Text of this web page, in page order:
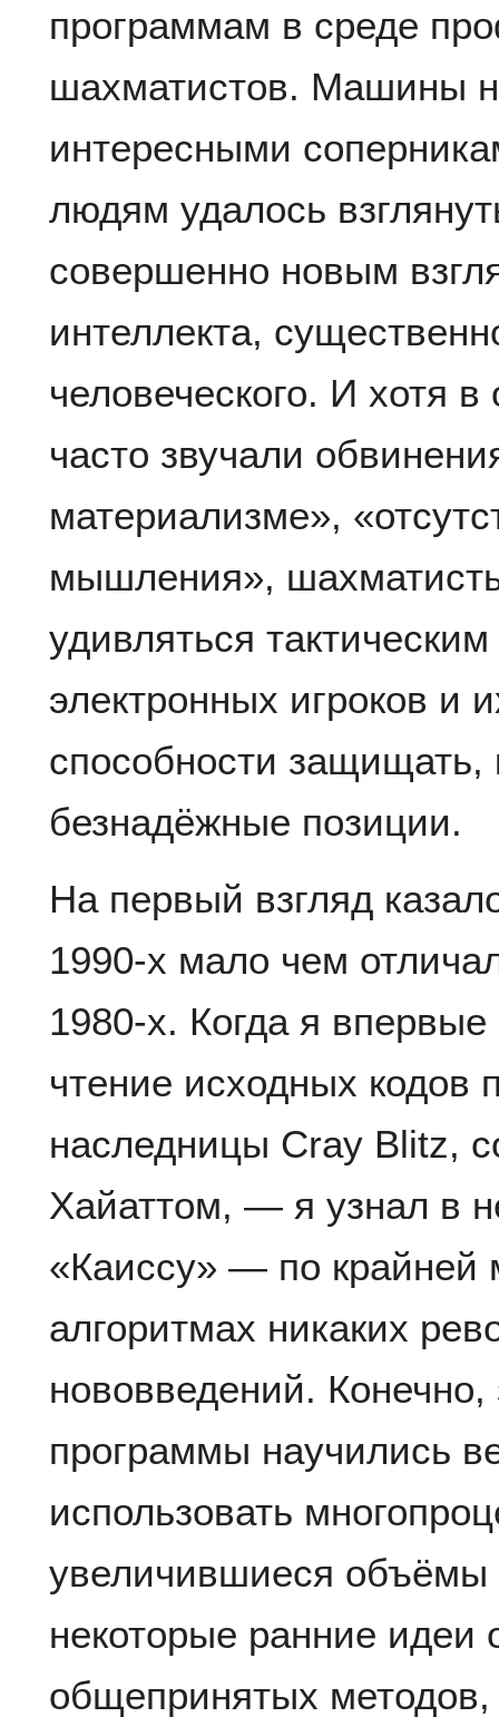
программам в среде
шахматистов. Машины
интересными
людям удалось
совершенно новым
интеллекта,
человеческого. И хотя
часто звучали
материализме»,
мышления»,
удивляться
электронных игроков и
способности защищать,
безнадёжные позиции.
На первый взгляд
1990-х мало чем
1980-х. Когда я впервые
чтение исходных
наследницы Cray Blitz,
Хайаттом, — я узнал в
«Каиссу» — по крайней
алгоритмах никаких
нововведений.
программы научились
использовать
увеличившиеся объёмы
некоторые ранние
общепринятых методов,